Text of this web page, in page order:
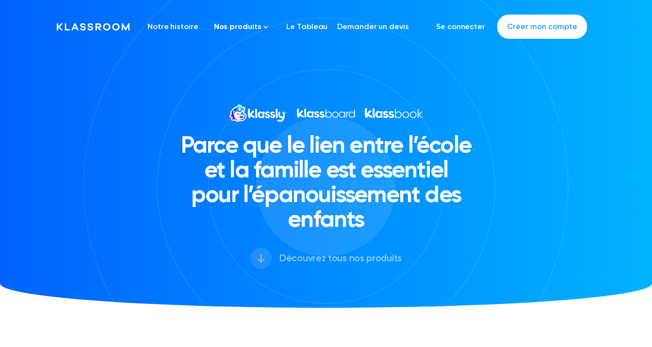
Notre histoire Nos produits Le Tableau Demander un devis Se connecter Créer mon compte
School app - Klassroom
Parce que le lien entre l’école
et la famille est essentiel
pour l’épanouissement des
enfants
Découvrez tous nos produits